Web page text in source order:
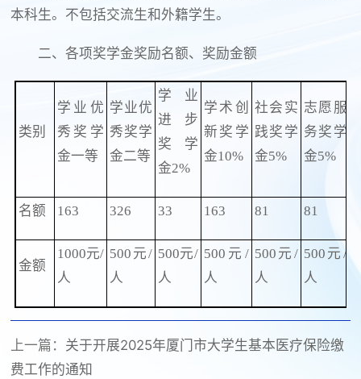
本科生。不包括交流生和外籍学生。
二、各项奖学金奖励名额、奖励金额
类别
学业优
秀奖学
金一等
学业优
秀奖学
金二等
学业
进步
奖学
金2%
学术创
新奖学
金10%
社会实
践奖学
金5%
志愿服
务奖学
金5%
名额 163 326 33 163 81 81
金额
1000元/
人
500元/
人
500元/
人
500元/
人
500元/
人
500元/
人
上一篇： 关于开展2025年厦门市大学生基本医疗保险缴
费工作的通知